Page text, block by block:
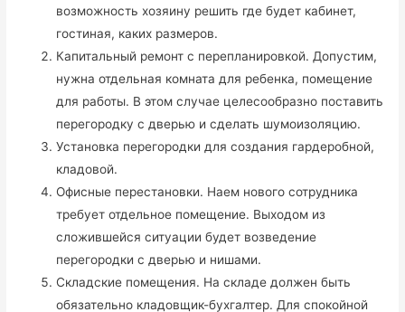
возможность хозяину решить где будет кабинет,
гостиная, каких размеров.
Капитальный ремонт с перепланировкой. Допустим,
нужна отдельная комната для ребенка, помещение
для работы. В этом случае целесообразно поставить
перегородку с дверью и сделать шумоизоляцию.
Установка перегородки для создания гардеробной,
кладовой.
Офисные перестановки. Наем нового сотрудника
требует отдельное помещение. Выходом из
сложившейся ситуации будет возведение
перегородки с дверью и нишами.
Складские помещения. На складе должен быть
обязательно кладовщик-бухгалтер. Для спокойной